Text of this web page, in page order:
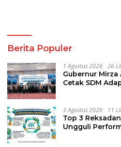
Berita Populer
1 Agustus 2026 26
Gubernur Mirza
Cetak SDM
3 Agustus 2026 11
Top 3
Ungguli